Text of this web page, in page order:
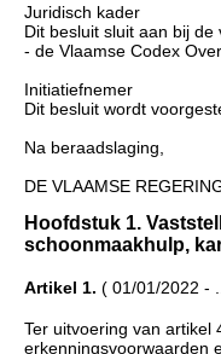
Juridisch kader
Dit besluit sluit aan bij
- de Vlaamse Codex
Initiatiefnemer
Dit besluit wordt
Na beraadslaging,
DE VLAAMSE
Hoofdstuk 1.
schoonmaakhulp,
Artikel 1. ( 01/01/2022 -
Ter uitvoering van artikel
erkenningsvoorwaarden